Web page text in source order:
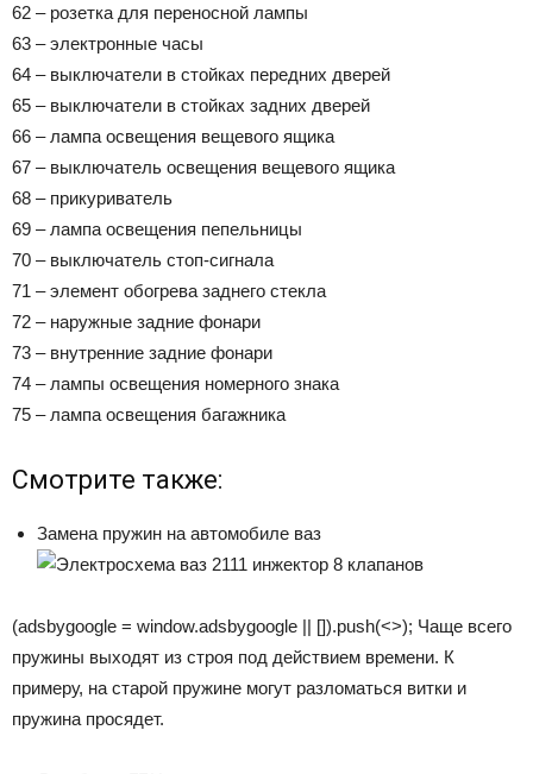
62 – розетка для переносной лампы
63 – электронные часы
64 – выключатели в стойках передних дверей
65 – выключатели в стойках задних дверей
66 – лампа освещения вещевого ящика
67 – выключатель освещения вещевого ящика
68 – прикуриватель
69 – лампа освещения пепельницы
70 – выключатель стоп-сигнала
71 – элемент обогрева заднего стекла
72 – наружные задние фонари
73 – внутренние задние фонари
74 – лампы освещения номерного знака
75 – лампа освещения багажника
Смотрите также:
Замена пружин на автомобиле ваз
(adsbygoogle = window.adsbygoogle || []).push(<>); Чаще всего
пружины выходят из строя под действием времени. К
примеру, на старой пружине могут разломаться витки и
пружина просядет.